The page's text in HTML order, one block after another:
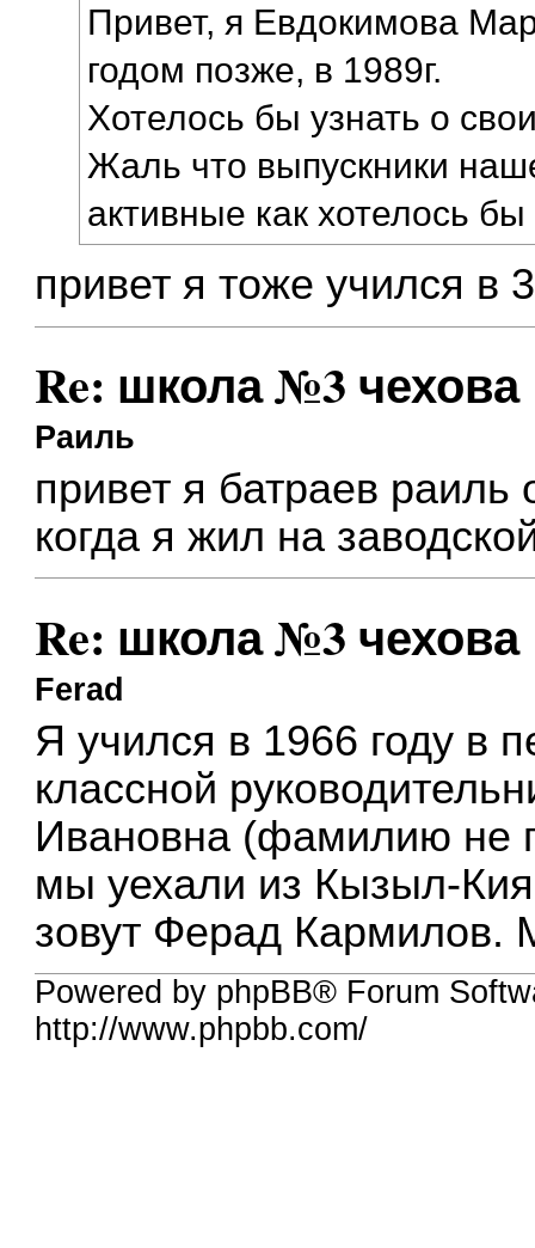
Привет, я Евдокимова
годом позже, в 1989г.
Хотелось бы узнать о
Жаль что выпускники
активные как хотелось бы
привет я тоже учился в
Re: школа №3 чехова
Раиль
привет я батраев
когда я жил на
Re: школа №3 чехова
Ferad
Я учился в 1966 году в
классной
Ивановна (фамилию не
мы уехали из Кызыл-
зовут Ферад Кармилов.
Powered by phpBB® Forum
http://www.phpbb.com/